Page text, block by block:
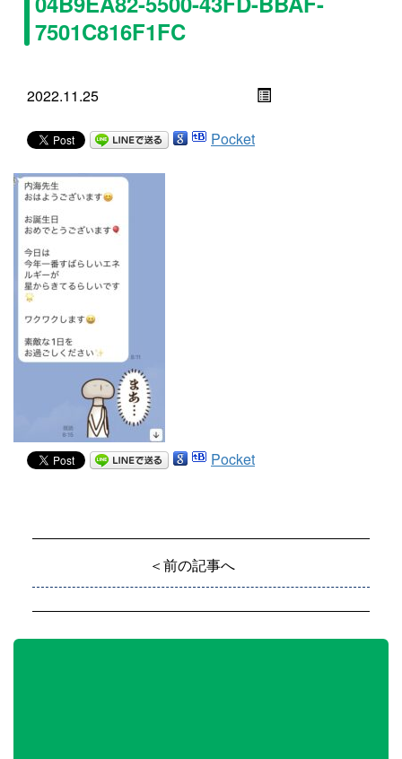
7501C816F1FC
2022.11.25
Pocket
Pocket
＜前の記事へ